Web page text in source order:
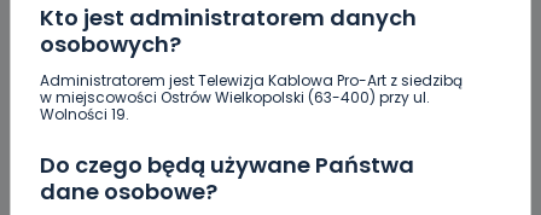
Kto jest administratorem danych
osobowych?
Administratorem jest Telewizja Kablowa Pro-Art z siedzibą
w miejscowości Ostrów Wielkopolski (63-400) przy ul.
Wolności 19.
Do czego będą używane Państwa
dane osobowe?
POPULARNE
WSZYSTKIE BEZPIECZEŃSTWO
CIEKAWOSTKI
EDUKACJA
GOSPODARKA I FINANSE